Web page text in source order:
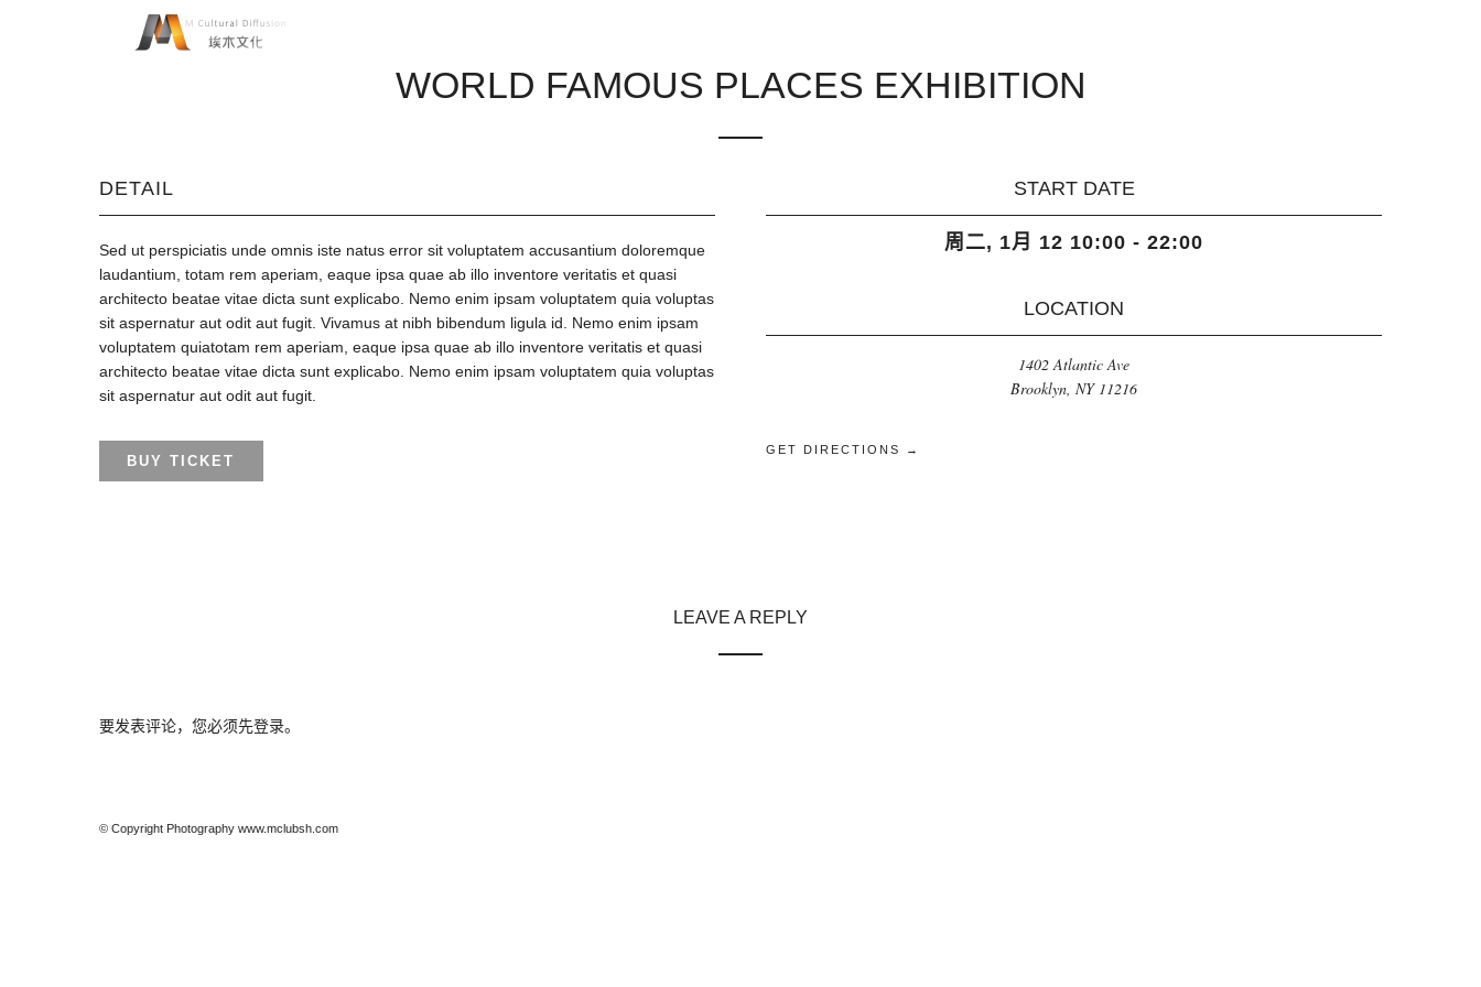
WORLD FAMOUS PLACES EXHIBITION
DETAIL
Sed ut perspiciatis unde omnis iste natus error sit voluptatem accusantium doloremque
laudantium, totam rem aperiam, eaque ipsa quae ab illo inventore veritatis et quasi
architecto beatae vitae dicta sunt explicabo. Nemo enim ipsam voluptatem quia voluptas
sit aspernatur aut odit aut fugit. Vivamus at nibh bibendum ligula id. Nemo enim ipsam
voluptatem quiatotam rem aperiam, eaque ipsa quae ab illo inventore veritatis et quasi
architecto beatae vitae dicta sunt explicabo. Nemo enim ipsam voluptatem quia voluptas
sit aspernatur aut odit aut fugit.
BUY TICKET
START DATE
周二, 1月 12 10:00 - 22:00
LOCATION
1402 Atlantic Ave
Brooklyn, NY 11216
GET DIRECTIONS →
LEAVE A REPLY
要发表评论，您必须先登录。
© Copyright Photography www.mclubsh.com